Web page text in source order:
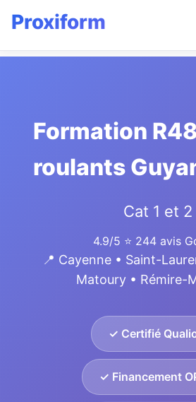
Formation
roulants
Cat 1 et 2
4.9/5 ⭐ 244 avis
📍 Cayenne • Saint-
Matoury • Rémire-
✓ Certifié
✓ Financement